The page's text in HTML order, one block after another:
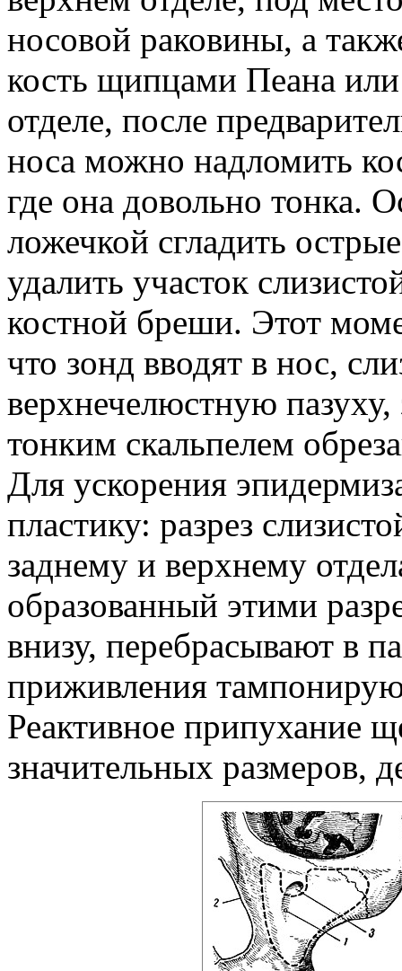
носовой раковины, а
кость щипцами Пеана
отделе, после
носа можно надломить
где она довольно тонка.
ложечкой сгладить
удалить участок
костной бреши. Этот
что зонд вводят в нос,
верхнечелюстную
тонким скальпелем
Для ускорения
пластику: разрез
заднему и верхнему
образованный этими
внизу, перебрасывают в
приживления
Реактивное припухание
значительных размеров,